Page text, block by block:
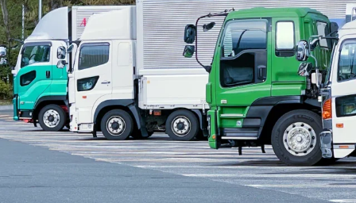
テクニカルライター
職人
大工
鳶
建設
解体
土木
塗装
内装